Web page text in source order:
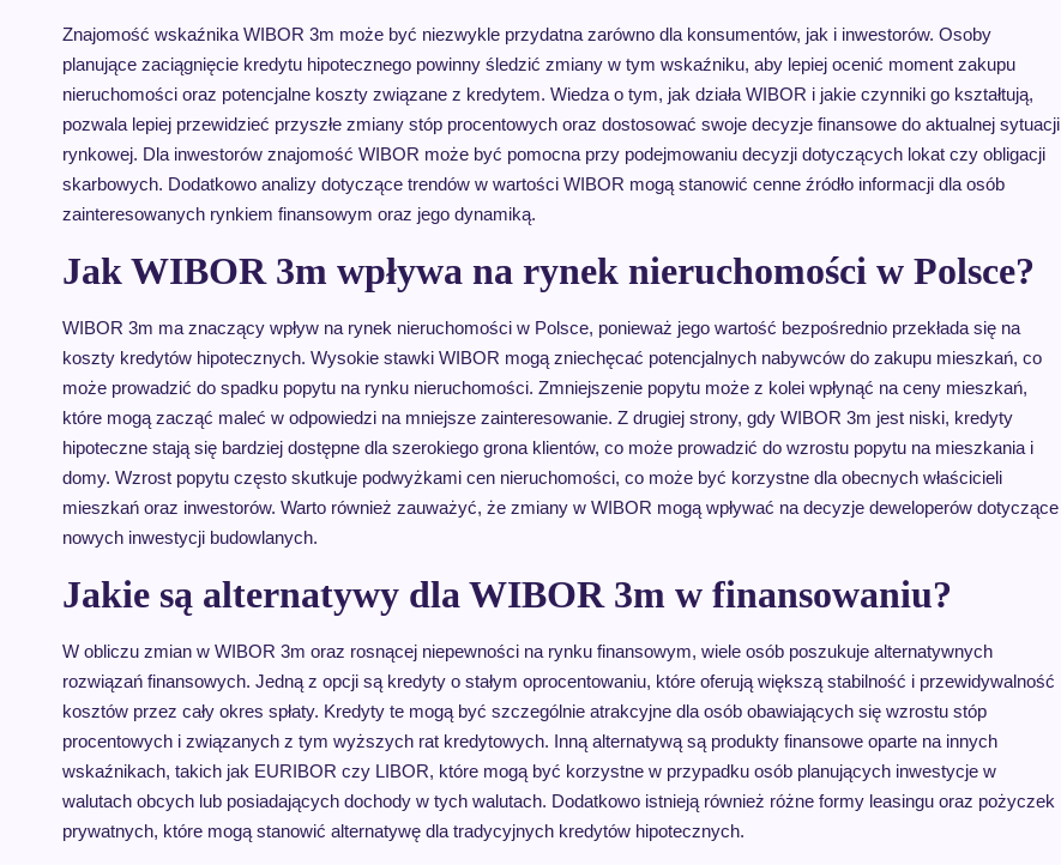
Znajomość wskaźnika WIBOR 3m może być niezwykle przydatna zarówno dla konsumentów, jak i inwestorów. Osoby
planujące zaciągnięcie kredytu hipotecznego powinny śledzić zmiany w tym wskaźniku, aby lepiej ocenić moment zakupu
nieruchomości oraz potencjalne koszty związane z kredytem. Wiedza o tym, jak działa WIBOR i jakie czynniki go kształtują,
pozwala lepiej przewidzieć przyszłe zmiany stóp procentowych oraz dostosować swoje decyzje finansowe do aktualnej sytuacji
rynkowej. Dla inwestorów znajomość WIBOR może być pomocna przy podejmowaniu decyzji dotyczących lokat czy obligacji
skarbowych. Dodatkowo analizy dotyczące trendów w wartości WIBOR mogą stanowić cenne źródło informacji dla osób
zainteresowanych rynkiem finansowym oraz jego dynamiką.
Jak WIBOR 3m wpływa na rynek nieruchomości w Polsce?
WIBOR 3m ma znaczący wpływ na rynek nieruchomości w Polsce, ponieważ jego wartość bezpośrednio przekłada się na
koszty kredytów hipotecznych. Wysokie stawki WIBOR mogą zniechęcać potencjalnych nabywców do zakupu mieszkań, co
może prowadzić do spadku popytu na rynku nieruchomości. Zmniejszenie popytu może z kolei wpłynąć na ceny mieszkań,
które mogą zacząć maleć w odpowiedzi na mniejsze zainteresowanie. Z drugiej strony, gdy WIBOR 3m jest niski, kredyty
hipoteczne stają się bardziej dostępne dla szerokiego grona klientów, co może prowadzić do wzrostu popytu na mieszkania i
domy. Wzrost popytu często skutkuje podwyżkami cen nieruchomości, co może być korzystne dla obecnych właścicieli
mieszkań oraz inwestorów. Warto również zauważyć, że zmiany w WIBOR mogą wpływać na decyzje deweloperów dotyczące
nowych inwestycji budowlanych.
Jakie są alternatywy dla WIBOR 3m w finansowaniu?
W obliczu zmian w WIBOR 3m oraz rosnącej niepewności na rynku finansowym, wiele osób poszukuje alternatywnych
rozwiązań finansowych. Jedną z opcji są kredyty o stałym oprocentowaniu, które oferują większą stabilność i przewidywalność
kosztów przez cały okres spłaty. Kredyty te mogą być szczególnie atrakcyjne dla osób obawiających się wzrostu stóp
procentowych i związanych z tym wyższych rat kredytowych. Inną alternatywą są produkty finansowe oparte na innych
wskaźnikach, takich jak EURIBOR czy LIBOR, które mogą być korzystne w przypadku osób planujących inwestycje w
walutach obcych lub posiadających dochody w tych walutach. Dodatkowo istnieją również różne formy leasingu oraz pożyczek
prywatnych, które mogą stanowić alternatywę dla tradycyjnych kredytów hipotecznych.